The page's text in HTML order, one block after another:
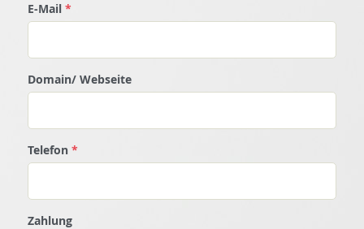
E-Mail *
Domain/ Webseite
Telefon *
Zahlung